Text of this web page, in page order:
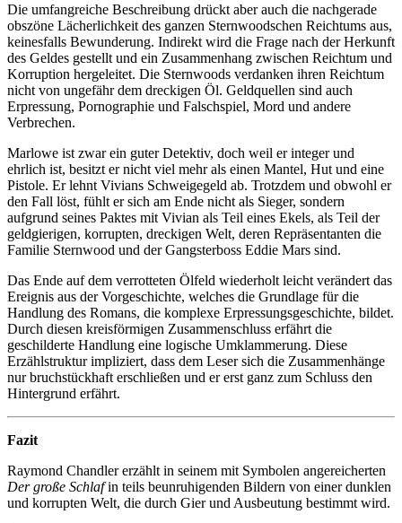
Die umfangreiche Beschreibung drückt aber auch die nachgerade
obszöne Lächerlichkeit des ganzen Sternwoodschen Reichtums aus,
keinesfalls Bewunderung. Indirekt wird die Frage nach der Herkunft
des Geldes gestellt und ein Zusammenhang zwischen Reichtum und
Korruption hergeleitet. Die Sternwoods verdanken ihren Reichtum
nicht von ungefähr dem dreckigen Öl. Geldquellen sind auch
Erpressung, Pornographie und Falschspiel, Mord und andere
Verbrechen.
Marlowe ist zwar ein guter Detektiv, doch weil er integer und
ehrlich ist, besitzt er nicht viel mehr als einen Mantel, Hut und eine
Pistole. Er lehnt Vivians Schweigegeld ab. Trotzdem und obwohl er
den Fall löst, fühlt er sich am Ende nicht als Sieger, sondern
aufgrund seines Paktes mit Vivian als Teil eines Ekels, als Teil der
geldgierigen, korrupten, dreckigen Welt, deren Repräsentanten die
Familie Sternwood und der Gangsterboss Eddie Mars sind.
Das Ende auf dem verrotteten Ölfeld wiederholt leicht verändert das
Ereignis aus der Vorgeschichte, welches die Grundlage für die
Handlung des Romans, die komplexe Erpressungsgeschichte, bildet.
Durch diesen kreisförmigen Zusammenschluss erfährt die
geschilderte Handlung eine logische Umklammerung. Diese
Erzählstruktur impliziert, dass dem Leser sich die Zusammenhänge
nur bruchstückhaft erschließen und er erst ganz zum Schluss den
Hintergrund erfährt.
Fazit
Raymond Chandler erzählt in seinem mit Symbolen angereicherten
Der große Schlafin teils beunruhigenden Bildern von einer dunklen
und korrupten Welt, die durch Gier und Ausbeutung bestimmt wird.